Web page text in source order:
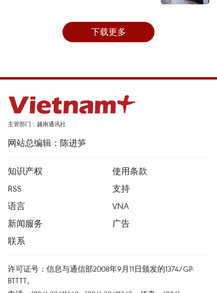
下载更多
主管部门：越南通讯社
网站总编辑：陈进笋
知识产权
使用条款
RSS
支持
语言
VNA
新闻服务
广告
联系
许可证号：信息与通信部2008年9月11日颁发的1374/GP-
BTTTT。